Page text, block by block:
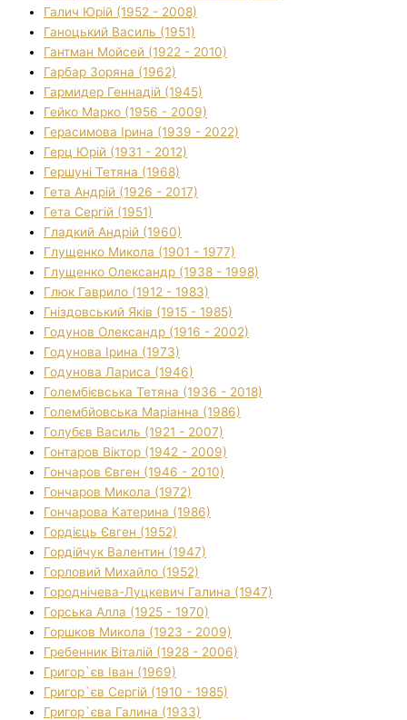
Галич Юрій (1952 - 2008)
Ганоцький Василь (1951)
Гантман Мойсей (1922 - 2010)
Гарбар Зоряна (1962)
Гармидер Геннадій (1945)
Гейко Марко (1956 - 2009)
Герасимова Ірина (1939 - 2022)
Герц Юрій (1931 - 2012)
Гершуні Тетяна (1968)
Гета Андрій (1926 - 2017)
Гета Сергій (1951)
Гладкий Андрій (1960)
Глущенко Микола (1901 - 1977)
Глущенко Олександр (1938 - 1998)
Глюк Гаврило (1912 - 1983)
Гніздовський Яків (1915 - 1985)
Годунов Олександр (1916 - 2002)
Годунова Ірина (1973)
Годунова Лариса (1946)
Голембієвська Тетяна (1936 - 2018)
Голембйовська Маріанна (1986)
Голубєв Василь (1921 - 2007)
Гонтаров Віктор (1942 - 2009)
Гончаров Євген (1946 - 2010)
Гончаров Микола (1972)
Гончарова Катерина (1986)
Гордієць Євген (1952)
Гордійчук Валентин (1947)
Горловий Михайло (1952)
Городнічева-Луцкевич Галина (1947)
Горська Алла (1925 - 1970)
Горшков Микола (1923 - 2009)
Гребенник Віталій (1928 - 2006)
Григор`єв Іван (1969)
Григор`єв Сергій (1910 - 1985)
Григор`єва Галина (1933)